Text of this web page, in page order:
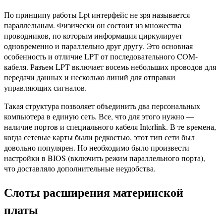
По принципу работы Lpt интерфейс не зря называется
параллельным. Физически он состоит из множества
проводников, по которым информация циркулирует
одновременно и параллельно друг другу. Это основная
особенность и отличие LPT от последовательного COM-
кабеля. Разъем LPT включает восемь небольших проводов для
передачи данных и несколько линий для отправки
управляющих сигналов.
Такая структура позволяет объединить два персональных
компьютера в единую сеть. Все, что для этого нужно —
наличие портов и специального кабеля Interlink. В те времена,
когда сетевые карты были редкостью, этот тип сети был
довольно популярен. Но необходимо было произвести
настройки в BIOS (включить режим параллельного порта),
что доставляло дополнительные неудобства.
Слоты расширения материнской
платы